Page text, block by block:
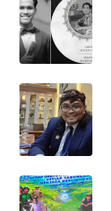
WAHANANEWS
CO ID
WAHANANEWS
NET
WAHANA